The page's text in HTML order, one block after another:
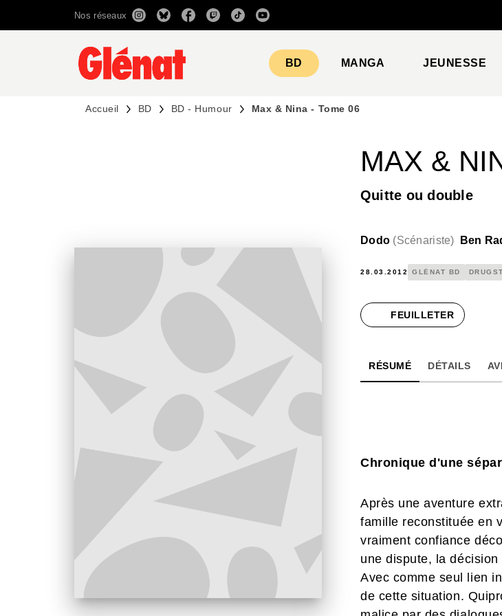
RECHERCHE CONTENU
Nos réseaux
BD MANGA JEUNESSE
Accueil BD BD - Humour Max & Nina - Tome 06
MAX &
Quitte ou double
Dodo (Scénariste) Ben
28.03.2012 GLÉNAT BD
FEUILLETER
RÉSUMÉ DÉTAILS
Chronique d'une
Après une aventure
famille reconstituée en
vraiment confiance
une dispute, la
Avec comme seul lien
de cette situation.